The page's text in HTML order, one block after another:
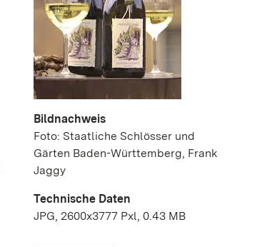
Bildnachweis
Foto: Staatliche Schlösser und
Gärten Baden-Württemberg, Frank
Jaggy
Technische Daten
JPG, 2600x3777 Pxl, 0.43 MB